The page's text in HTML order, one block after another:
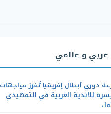
و عالمي
دوري أبطال إفريقيا تُفرز مواجهات
للأندية العربية في التمهيدي